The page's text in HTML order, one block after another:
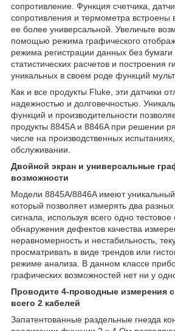
сопротивление. Функция счетчика,
сопротивления и термометра встроены
ее более универсальной. Увеличьте
помощью режима графического
режима регистрации данных без бумаги
статистических расчетов и построения
уникальных в своем роде функций
Как и все продукты Fluke, эти датчики
надежностью и долговечностью.
функций и производительности
продукты 8845A и 8846A при решении
числе на производственных
обслуживании.
Двойной экран и универсальные
возможности
Модели 8845A/8846A имеют уникальный
который позволяет измерять два
сигнала, используя всего одно
обнаружения дефектов качества
неравномерность и нестабильность,
просматривать в виде трендов или
режиме анализа. В данном классе
графических возможностей нет ни у
Проводите 4-проводные измерения
всего 2 кабелей
Запатентованные раздельные гнезда